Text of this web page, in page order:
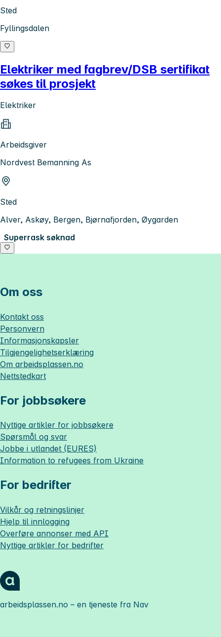
Sted
Fyllingsdalen
Elektriker med fagbrev/DSB sertifikat
søkes til prosjekt
Elektriker
Arbeidsgiver
Nordvest Bemanning As
Sted
Alver, Askøy, Bergen, Bjørnafjorden, Øygarden
Superrask søknad
Om oss
Kontakt oss
Personvern
Informasjonskapsler
Tilgjengelighetserklæring
Om arbeidsplassen.no
Nettstedkart
For jobbsøkere
Nyttige artikler for jobbsøkere
Spørsmål og svar
Jobbe i utlandet (EURES)
Information to refugees from Ukraine
For bedrifter
Vilkår og retningslinjer
Hjelp til innlogging
Overføre annonser med API
Nyttige artikler for bedrifter
arbeidsplassen.no – en tjeneste fra Nav